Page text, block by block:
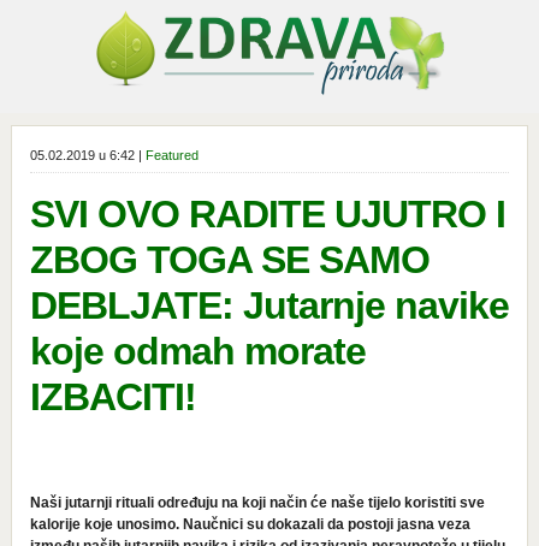
05.02.2019 u 6:42 | Featured
SVI OVO RADITE UJUTRO I
ZBOG TOGA SE SAMO
DEBLJATE: Jutarnje navike
koje odmah morate
IZBACITI!
Naši jutarnji rituali određuju na koji način će naše tijelo koristiti sve
kalorije koje unosimo. Naučnici su dokazali da postoji jasna veza